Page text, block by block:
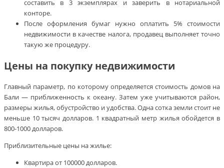
составить в 3 экземплярах и заверить в нотариальной
конторе.
После оформления бумаг нужно оплатить 5% стоимости
недвижимости в качестве налога, продавец выполняет точно
такую же процедуру.
Цены на покупку недвижимости
Главный параметр, по которому определяется стоимость домов на
Бали — приближенность к океану. Затем уже учитываются район,
размеры жилья, обустройство и удобства. Одна сотка земли стоит не
меньше 10 тысяч долларов. 1 квадратный метр жилья обойдется в
800-1000 долларов.
Приблизительные цены на жилье:
Квартира от 100000 долларов.